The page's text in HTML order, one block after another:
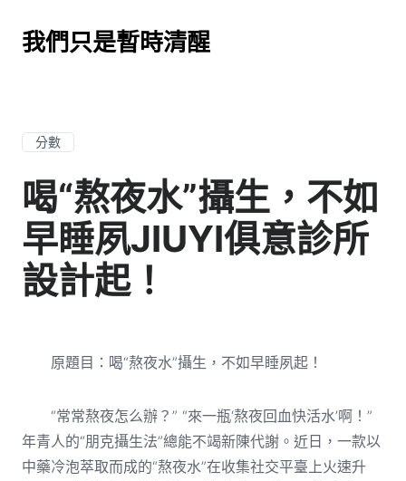
我們只是暫時清醒
分數
喝“熬夜水”攝生，不如
早睡夙JIUYI俱意診所
設計起！
原題目：喝“熬夜水”攝生，不如早睡夙起！
“常常熬夜怎么辦？” “來一瓶‘熬夜回血快活水’啊！”
年青人的“朋克攝生法”總能不竭新陳代謝。近日，一款以
中藥冷泡萃取而成的“熬夜水”在收集社交平臺上火速升